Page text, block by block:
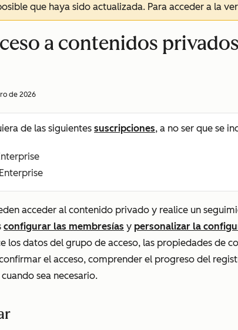
que haya sido actualizada. Para acceder a la
a contenidos
de 2026
de las siguientes suscripciones, a no ser que se
acceder al contenido privado y realice un
configurar las membresías y personalizar la
los datos del grupo de acceso, las propiedades de
el acceso, comprender el progreso del
sea necesario.